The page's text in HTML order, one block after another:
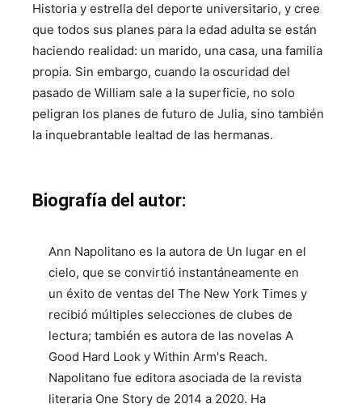
Historia y estrella del deporte universitario, y cree
que todos sus planes para la edad adulta se están
haciendo realidad: un marido, una casa, una familia
propia. Sin embargo, cuando la oscuridad del
pasado de William sale a la superficie, no solo
peligran los planes de futuro de Julia, sino también
la inquebrantable lealtad de las hermanas.
Biografía del autor:
Ann Napolitano es la autora de Un lugar en el
cielo, que se convirtió instantáneamente en
un éxito de ventas del The New York Times y
recibió múltiples selecciones de clubes de
lectura; también es autora de las novelas A
Good Hard Look y Within Arm's Reach.
Napolitano fue editora asociada de la revista
literaria One Story de 2014 a 2020. Ha